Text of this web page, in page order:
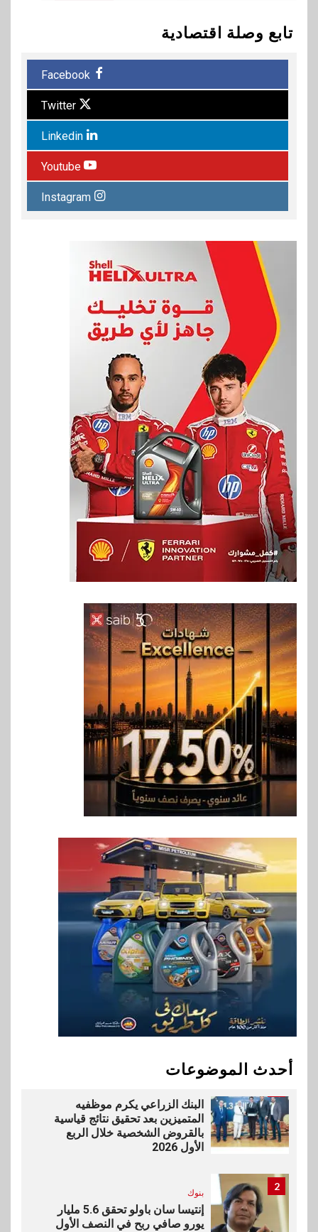
تابع وصلة اقتصادية
Facebook
Twitter
Linkedin
Youtube
Instagram
أحدث الموضوعات
6 اخبار
فيكسد مصر و”حلول” تتشاركان
في تطوير أول منصة للسياحة
الصحية في مصر والشرق الأوسط
وأفريقيا Tour4Cure
سوق وصلة
هواوي: هاتف nova 15
Max بطارية ضخمة وتصميم متين
جهازًا مثاليًا للشباب
اقتصاد
إي اف چي فاينانس تستعرض
في سوق تحويلات المصريين
بالخارج
9
اخبار
بيان توضيحي صادر عن شركة
ناتجاس
سوق وصلة
vivo تشعل المنافسة في مصر
مع إطلاق Y500 المزود ببطارية
البنك الزراعي يكرم موظفيه
المتميزين بعد تحقيق نتائج قياسية
بالقروض الشخصية خلال الربع
الأول 2026
2
بنوك
إنتيسا سان باولو تحقق 5.6 مليار
يورو صافي ربح في النصف الأول